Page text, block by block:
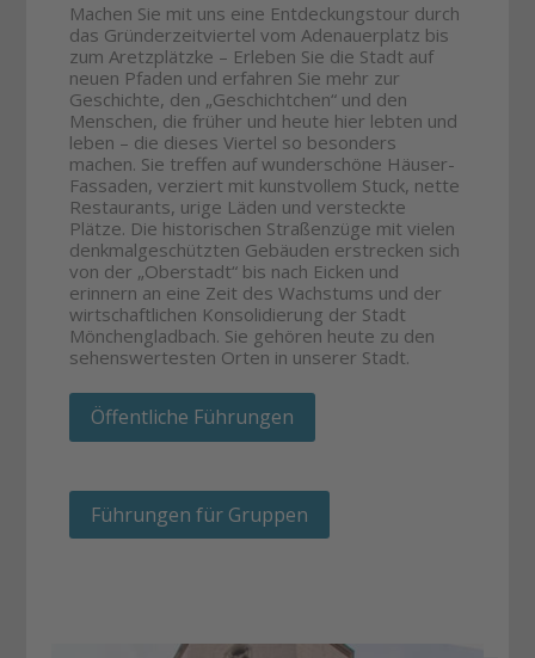
Machen Sie mit uns eine Entdeckungstour durch
das Gründerzeitviertel vom Adenauerplatz bis
zum Aretzplätzke – Erleben Sie die Stadt auf
neuen Pfaden und erfahren Sie mehr zur
Geschichte, den „Geschichtchen“ und den
Menschen, die früher und heute hier lebten und
leben – die dieses Viertel so besonders
machen. Sie treffen auf wunderschöne Häuser-
Fassaden, verziert mit kunstvollem Stuck, nette
Restaurants, urige Läden und versteckte
Plätze. Die historischen Straßenzüge mit vielen
denkmalgeschützten Gebäuden erstrecken sich
von der „Oberstadt“ bis nach Eicken und
erinnern an eine Zeit des Wachstums und der
wirtschaftlichen Konsolidierung der Stadt
Mönchengladbach. Sie gehören heute zu den
sehenswertesten Orten in unserer Stadt.
Öffentliche Führungen
Führungen für Gruppen